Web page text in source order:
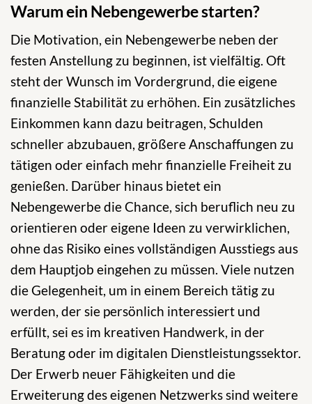
Warum ein Nebengewerbe starten?
Die Motivation, ein Nebengewerbe neben der
festen Anstellung zu beginnen, ist vielfältig. Oft
steht der Wunsch im Vordergrund, die eigene
finanzielle Stabilität zu erhöhen. Ein zusätzliches
Einkommen kann dazu beitragen, Schulden
schneller abzubauen, größere Anschaffungen zu
tätigen oder einfach mehr finanzielle Freiheit zu
genießen. Darüber hinaus bietet ein
Nebengewerbe die Chance, sich beruflich neu zu
orientieren oder eigene Ideen zu verwirklichen,
ohne das Risiko eines vollständigen Ausstiegs aus
dem Hauptjob eingehen zu müssen. Viele nutzen
die Gelegenheit, um in einem Bereich tätig zu
werden, der sie persönlich interessiert und
erfüllt, sei es im kreativen Handwerk, in der
Beratung oder im digitalen Dienstleistungssektor.
Der Erwerb neuer Fähigkeiten und die
Erweiterung des eigenen Netzwerks sind weitere